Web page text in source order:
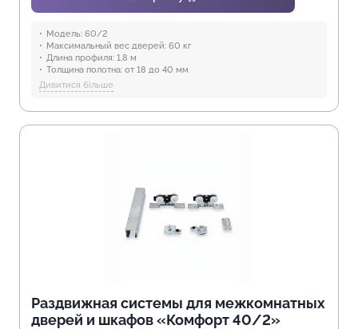
Модель: 60/2
Максимальный вес дверей: 60 кг
Длина профиля: 1,8 м
Толщина полотна: от 18 до 40 мм
Отрасли: Производство мебели
Предназначение:
Дивитися більше
Раздвижная системы для межкомнатных
дверей и шкафов «Комфорт 40/2»